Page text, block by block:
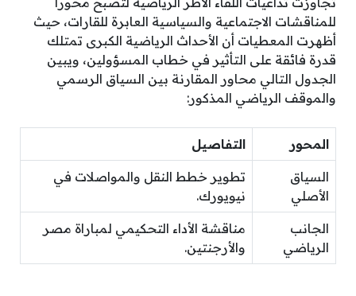
للمناقشات الاجتماعية والسياسية العابرة للقارات، حيث
أظهرت المعطيات أن الأحداث الرياضية الكبرى تمتلك
قدرة فائقة على التأثير في خطاب المسؤولين، ويبين
الجدول التالي محاور المقارنة بين السياق الرسمي
والموقف الرياضي المذكور:
المحور التفاصيل
السياق
الأصلي
تطوير خطط النقل والمواصلات في
نيويورك.
الجانب
الرياضي
مناقشة الأداء التحكيمي لمباراة مصر
والأرجنتين.